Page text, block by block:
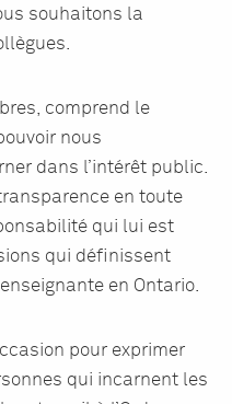
souhaitons la
comprend le
nous
dans l’intérêt public.
en toute
qui lui est
qui définissent
en Ontario.
pour exprimer
qui incarnent les